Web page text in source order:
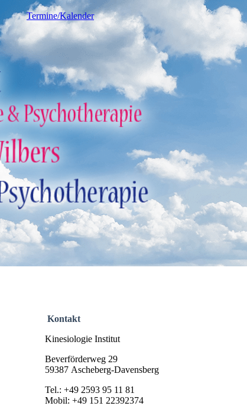
Termine/Kalender
Kontakt
Kinesiologie Institut
Beverförderweg 29
59387 Ascheberg-Davensberg
Tel.: +49 2593 95 11 81
Mobil: +49 151 22392374